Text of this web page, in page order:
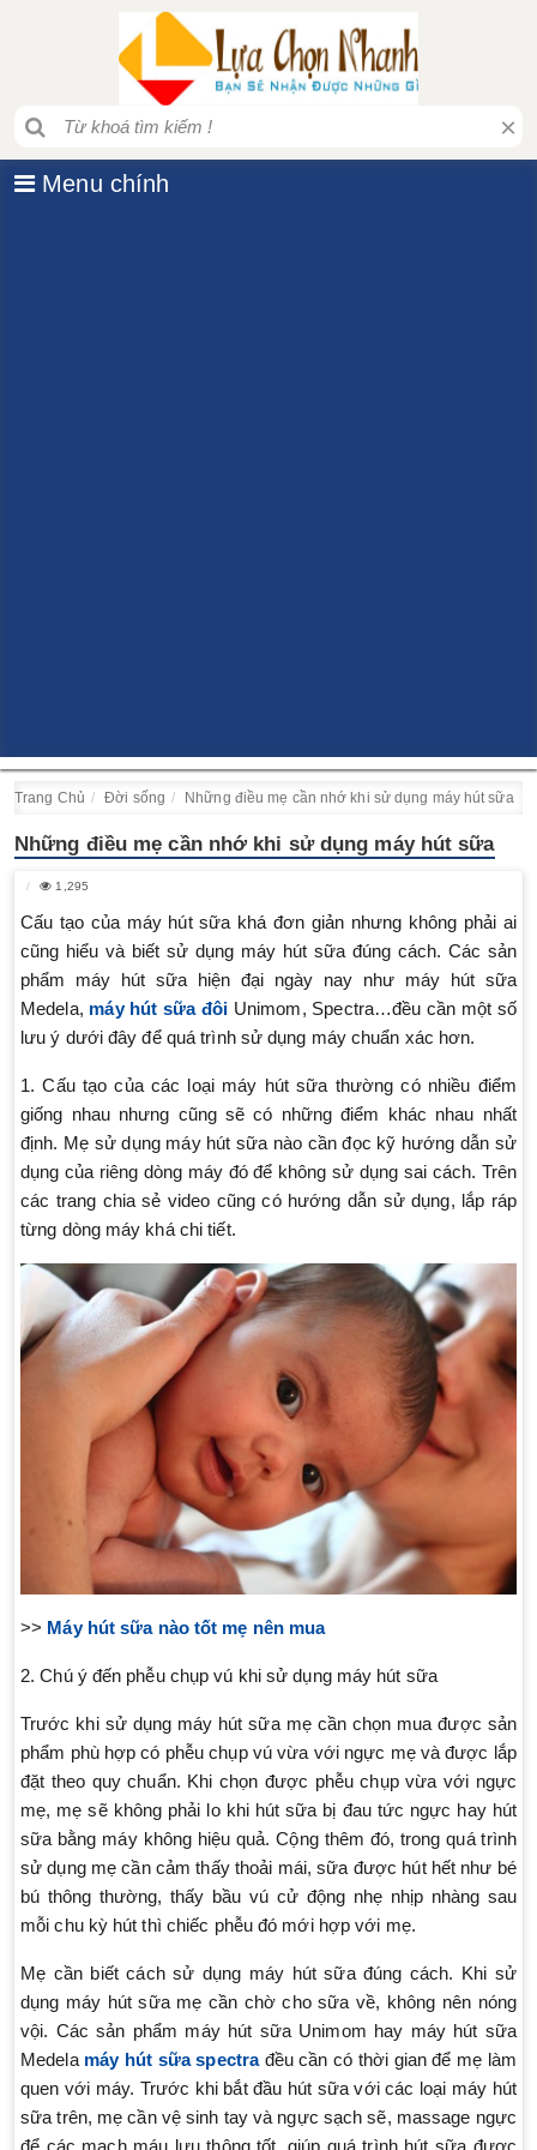
×
Menu chính
Trang Chủ Đời sống Những điều mẹ cần nhớ khi sử dụng máy hút sữa
Những điều mẹ cần nhớ khi sử dụng máy hút sữa
1,295
Cấu tạo của máy hút sữa khá đơn giản nhưng không phải ai
cũng hiểu và biết sử dụng máy hút sữa đúng cách. Các sản
phẩm máy hút sữa hiện đại ngày nay như máy hút sữa
Medela, máy hút sữa đôi Unimom, Spectra…đều cần một số
lưu ý dưới đây để quá trình sử dụng máy chuẩn xác hơn.
1. Cấu tạo của các loại máy hút sữa thường có nhiều điểm
giống nhau nhưng cũng sẽ có những điểm khác nhau nhất
định. Mẹ sử dụng máy hút sữa nào cần đọc kỹ hướng dẫn sử
dụng của riêng dòng máy đó để không sử dụng sai cách. Trên
các trang chia sẻ video cũng có hướng dẫn sử dụng, lắp ráp
từng dòng máy khá chi tiết.
>> Máy hút sữa nào tốt mẹ nên mua
2. Chú ý đến phễu chụp vú khi sử dụng máy hút sữa
Trước khi sử dụng máy hút sữa mẹ cần chọn mua được sản
phẩm phù hợp có phễu chụp vú vừa với ngực mẹ và được lắp
đặt theo quy chuẩn. Khi chọn được phễu chụp vừa với ngực
mẹ, mẹ sẽ không phải lo khi hút sữa bị đau tức ngực hay hút
sữa bằng máy không hiệu quả. Cộng thêm đó, trong quá trình
sử dụng mẹ cần cảm thấy thoải mái, sữa được hút hết như bé
bú thông thường, thấy bầu vú cử động nhẹ nhịp nhàng sau
mỗi chu kỳ hút thì chiếc phễu đó mới hợp với mẹ.
Mẹ cần biết cách sử dụng máy hút sữa đúng cách. Khi sử
dụng máy hút sữa mẹ cần chờ cho sữa về, không nên nóng
vội. Các sản phẩm máy hút sữa Unimom hay máy hút sữa
Medela máy hút sữa spectra đều cần có thời gian để mẹ làm
quen với máy. Trước khi bắt đầu hút sữa với các loại máy hút
sữa trên, mẹ cần vệ sinh tay và ngực sạch sẽ, massage ngực
để các mạch máu lưu thông tốt, giúp quá trình hút sữa được